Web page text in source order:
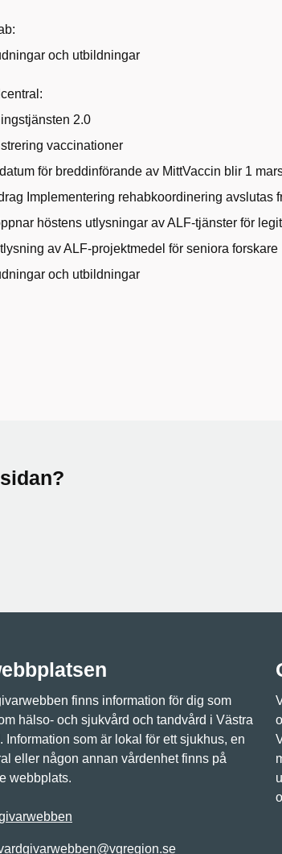
och utbildningar
2.0
vaccinationer
för breddinförande av MittVaccin blir 1
Implementering rehabkoordinering avslutas
höstens utlysningar av ALF-tjänster för
av ALF-projektmedel för seniora
och utbildningar
finns information för dig som
hälso- och sjukvård och tandvård i Västra
Information som är lokal för ett sjukhus, en
eller någon annan vårdenhet finns på
webbplats.